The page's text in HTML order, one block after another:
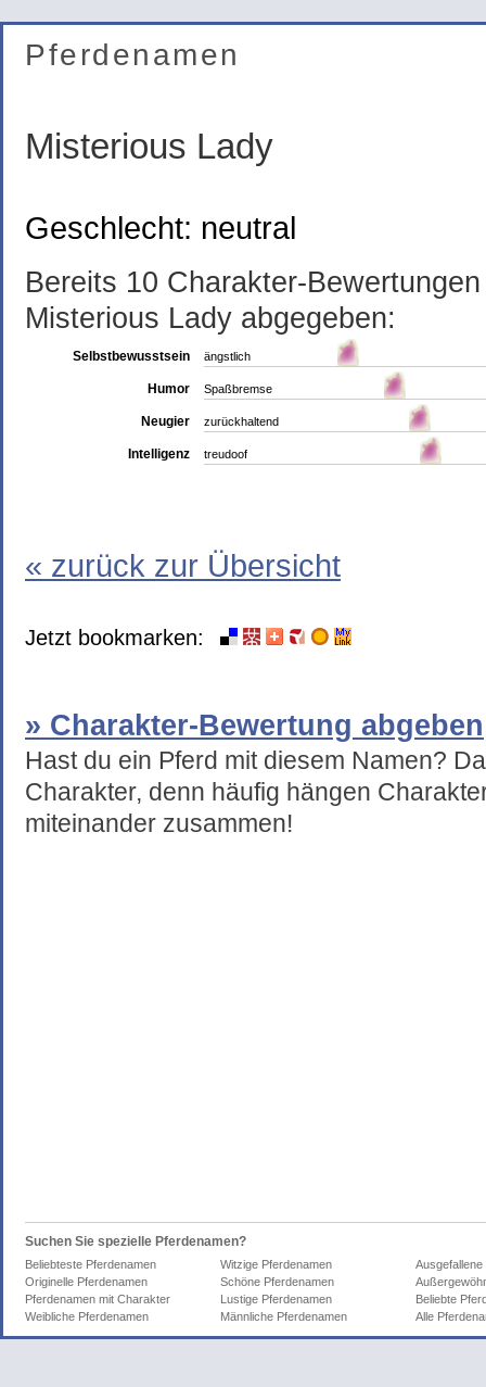
Pferdenamen
Misterious Lady
Geschlecht: neutral
Bereits 10 Charakter-
Misterious Lady abgegeben:
Selbstbewusstsein ängstlich
Humor Spaßbremse
Neugier zurückhaltend
Intelligenz treudoof
« zurück zur Übersicht
Jetzt bookmarken:
» Charakter-Bewertung abgeben
Hast du ein Pferd mit diesem Namen?
Charakter, denn häufig hängen
miteinander zusammen!
Suchen Sie spezielle Pferdenamen?
Beliebteste Pferdenamen Witzige Pferdenamen
Originelle Pferdenamen
Schöne Pferdenamen
Pferdenamen mit Charakter
Lustige Pferdenamen
Beliebte
Weibliche Pferdenamen
Männliche Pferdenamen Alle